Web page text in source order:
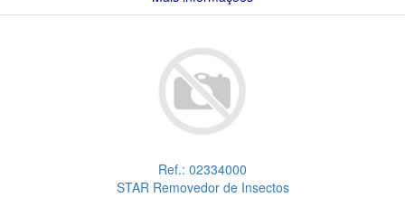
Ref.: 02334000
STAR Removedor de Insectos